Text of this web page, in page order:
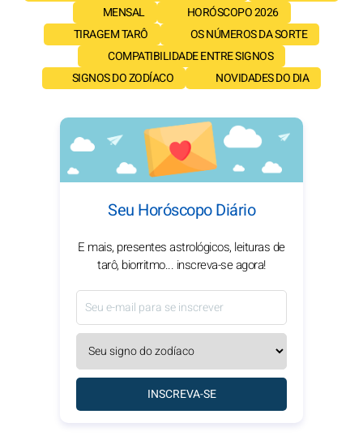
MENSAL
HORÓSCOPO 2026
TIRAGEM TARÔ
OS NÚMEROS DA SORTE
COMPATIBILIDADE ENTRE SIGNOS
SIGNOS DO ZODÍACO
NOVIDADES DO DIA
Seu Horóscopo Diário
E mais, presentes astrológicos, leituras de
tarô, biorritmo... inscreva-se agora!
INSCREVA-SE